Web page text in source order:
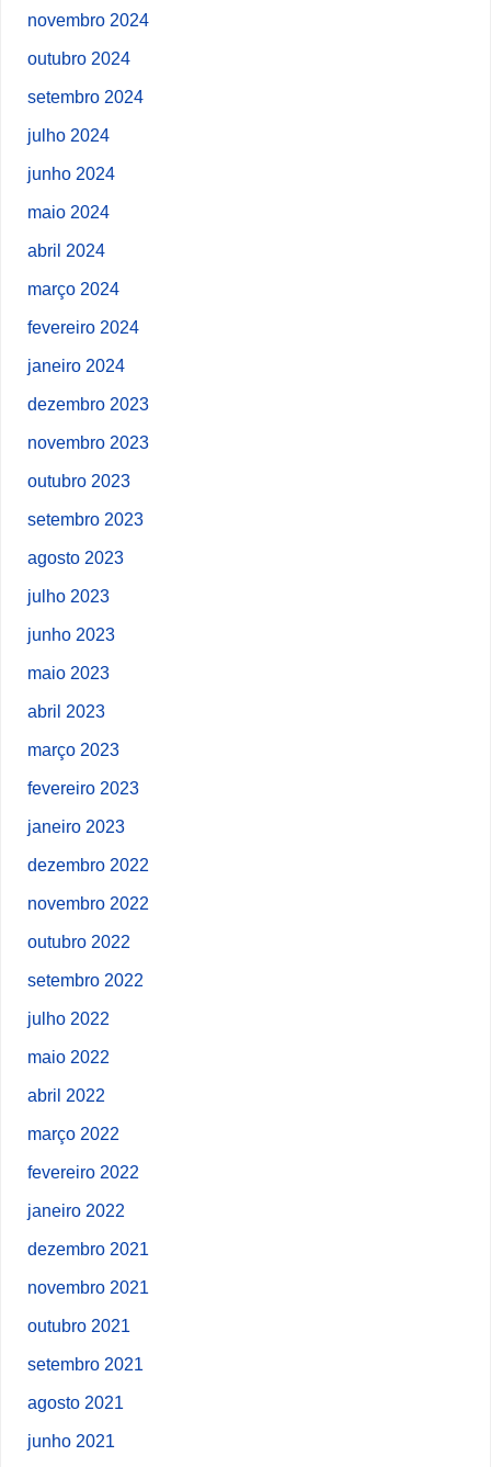
novembro 2024
outubro 2024
setembro 2024
julho 2024
junho 2024
maio 2024
abril 2024
março 2024
fevereiro 2024
janeiro 2024
dezembro 2023
novembro 2023
outubro 2023
setembro 2023
agosto 2023
julho 2023
junho 2023
maio 2023
abril 2023
março 2023
fevereiro 2023
janeiro 2023
dezembro 2022
novembro 2022
outubro 2022
setembro 2022
julho 2022
maio 2022
abril 2022
março 2022
fevereiro 2022
janeiro 2022
dezembro 2021
novembro 2021
outubro 2021
setembro 2021
agosto 2021
junho 2021